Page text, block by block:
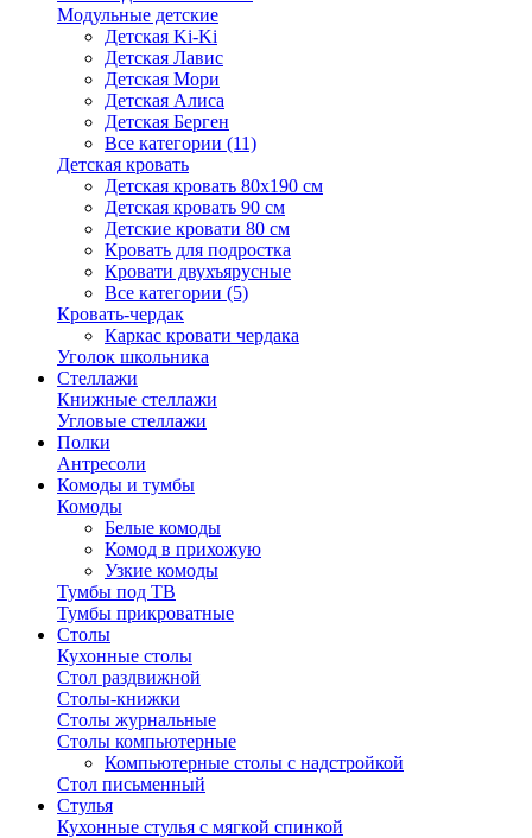
Модульные детские
Детская Ki-Ki
Детская Лавис
Детская Мори
Детская Алиса
Детская Берген
Все категории (11)
Детская кровать
Детская кровать 80х190 см
Детская кровать 90 см
Детские кровати 80 см
Кровать для подростка
Кровати двухъярусные
Все категории (5)
Кровать-чердак
Каркас кровати чердака
Уголок школьника
Стеллажи
Книжные стеллажи
Угловые стеллажи
Полки
Антресоли
Комоды и тумбы
Комоды
Белые комоды
Комод в прихожую
Узкие комоды
Тумбы под ТВ
Тумбы прикроватные
Столы
Кухонные столы
Стол раздвижной
Столы-книжки
Столы журнальные
Столы компьютерные
Компьютерные столы с надстройкой
Стол письменный
Стулья
Кухонные стулья с мягкой спинкой